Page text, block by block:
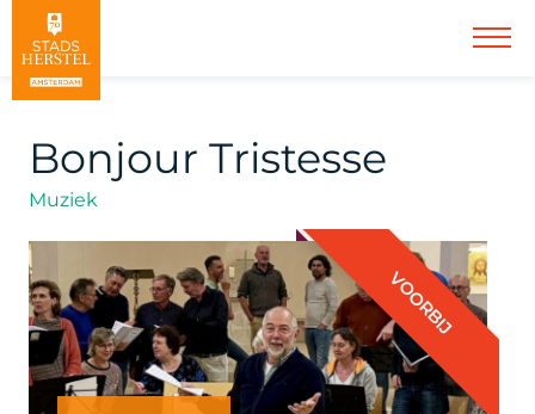
Bonjour Tristesse
Muziek
VOORBIJ